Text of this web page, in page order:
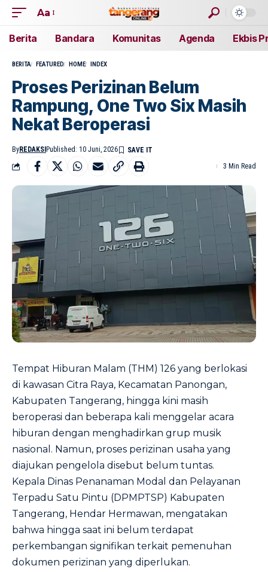
Aa
Berita Bandara Komunitas Agenda Ekbis
BERITA FEATURED HOME INDEX
Proses Perizinan Belum
Rampung, One Two Six Masih
Nekat Beroperasi
ByREDAKSI Published: 10 Juni, 2026
3 Min Read
Tempat Hiburan Malam (THM) 126 yang berlokasi
di kawasan Citra Raya, Kecamatan Panongan,
Kabupaten Tangerang, hingga kini masih
beroperasi dan beberapa kali menggelar acara
hiburan dengan menghadirkan grup musik
nasional. Namun, proses perizinan usaha yang
diajukan pengelola disebut belum tuntas.
Kepala Dinas Penanaman Modal dan Pelayanan
Terpadu Satu Pintu (DPMPTSP) Kabupaten
Tangerang, Hendar Hermawan, mengatakan
bahwa hingga saat ini belum terdapat
perkembangan signifikan terkait pemenuhan
dokumen perizinan yang diperlukan.